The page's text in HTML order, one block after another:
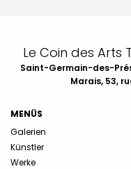
Le Coin des Arts
Saint-Germain-des-
Marais, 53,
MENÜS
Galerien
Künstler
Werke